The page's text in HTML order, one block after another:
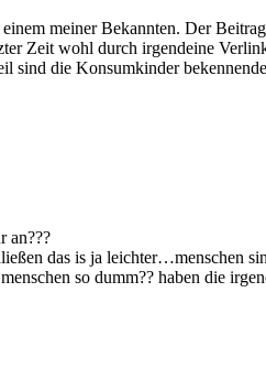
meiner Bekannten. Der
Zeit wohl durch irgendeine
sind die Konsumkinder
an???
das is ja leichter…menschen
so dumm?? haben die